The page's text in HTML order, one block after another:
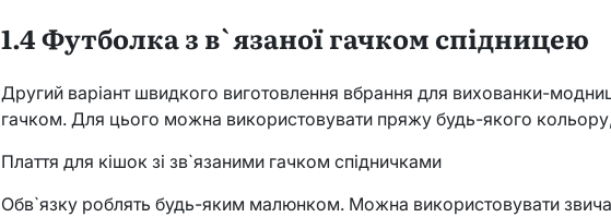
1.4 Футболка з в`язаної гачком спідницею
Другий варіант швидкого виготовлення вбрання для вихованки-
гачком. Для цього можна використовувати пряжу будь-якого кольору,
Плаття для кішок зі зв`язаними гачком спідничками
Обв`язку роблять будь-яким малюнком. Можна використовувати